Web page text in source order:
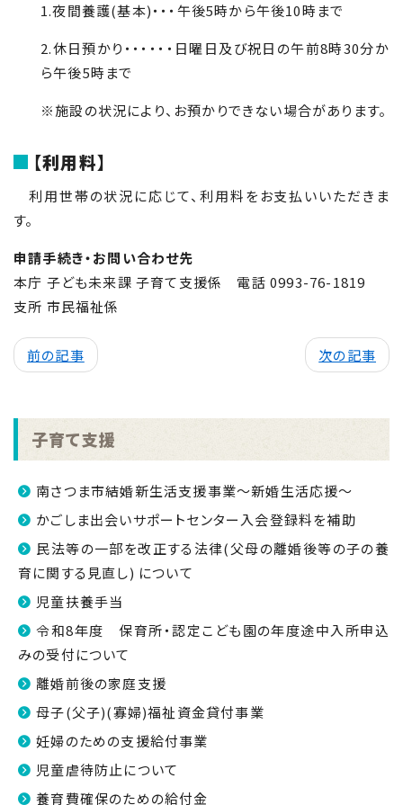
1.夜間養護(基本)・・・午後5時から午後10時まで
2.休日預かり・・・・・・日曜日及び祝日の午前8時30分か
ら午後5時まで
※施設の状況により、お預かりできない場合があります。
【利用料】
利用世帯の状況に応じて、利用料をお支払いいただきま
す。
申請手続き・お問い合わせ先
本庁 子ども未来課 子育て支援係 電話 0993-76-1819
支所 市民福祉係
前の記事 次の記事
子育て支援
南さつま市結婚新生活支援事業～新婚生活応援～
かごしま出会いサポートセンター入会登録料を補助
民法等の一部を改正する法律(父母の離婚後等の子の養
育に関する見直し) について
児童扶養手当
令和8年度 保育所・認定こども園の年度途中入所申込
みの受付について
離婚前後の家庭支援
母子(父子)(寡婦)福祉資金貸付事業
妊婦のための支援給付事業
児童虐待防止について
養育費確保のための給付金